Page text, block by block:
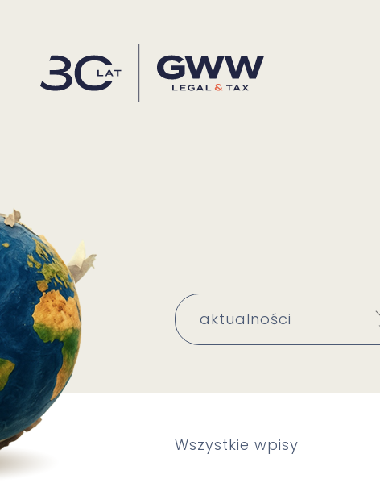
aktualności
Wszystkie wpisy